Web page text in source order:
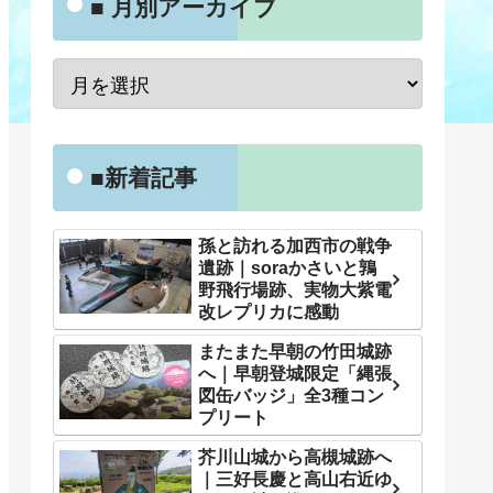
■ 月別アーカイブ
■新着記事
孫と訪れる加西市の戦争
遺跡｜soraかさいと鶉
野飛行場跡、実物大紫電
改レプリカに感動
またまた早朝の竹田城跡
へ｜早朝登城限定「縄張
図缶バッジ」全3種コン
プリート
芥川山城から高槻城跡へ
｜三好長慶と高山右近ゆ